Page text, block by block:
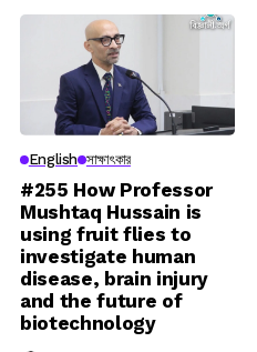
English সাক্ষাৎকার
#255 How Professor
Mushtaq Hussain is
using fruit flies to
investigate human
disease, brain injury
and the future of
biotechnology